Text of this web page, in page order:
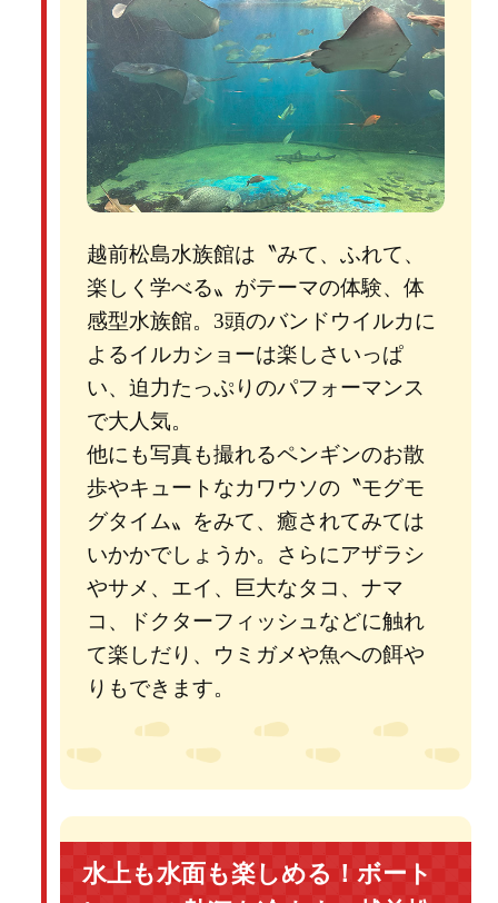
越前松島水族館は〝みて、ふれて、
楽しく学べる〟がテーマの体験、体
感型水族館。3頭のバンドウイルカに
よるイルカショーは楽しさいっぱ
い、迫力たっぷりのパフォーマンス
で大人気。
他にも写真も撮れるペンギンのお散
歩やキュートなカワウソの〝モグモ
グタイム〟をみて、癒されてみては
いかかでしょうか。さらにアザラシ
やサメ、エイ、巨大なタコ、ナマ
コ、ドクターフィッシュなどに触れ
て楽しだり、ウミガメや魚への餌や
りもできます。
水上も水面も楽しめる！ボート